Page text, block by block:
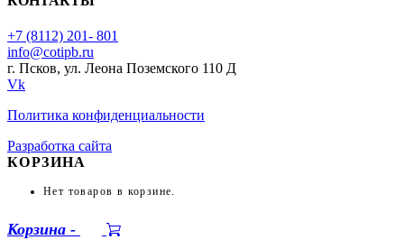
+7 (8112) 201- 801
info@cotipb.ru
г. Псков, ул. Леона Поземского 110 Д
Vk
Политика конфиденциальности
Разработка сайта
КОРЗИНА
Нет товаров в корзине.
Корзина -